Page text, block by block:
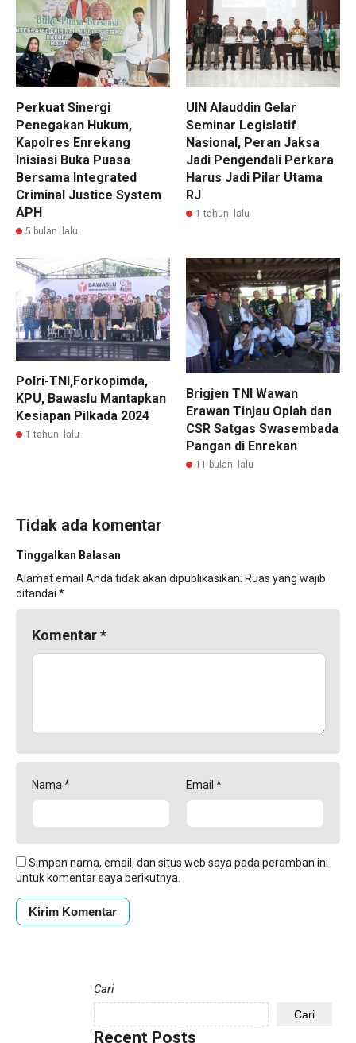
Perkuat Sinergi
Penegakan Hukum,
Kapolres Enrekang
Inisiasi Buka Puasa
Bersama Integrated
Criminal Justice System
APH
5 bulan lalu
UIN Alauddin Gelar
Seminar Legislatif
Nasional, Peran Jaksa
Jadi Pengendali Perkara
Harus Jadi Pilar Utama
RJ
1 tahun lalu
Polri-TNI,Forkopimda,
KPU, Bawaslu Mantapkan
Kesiapan Pilkada 2024
1 tahun lalu
Brigjen TNI Wawan
Erawan Tinjau Oplah dan
CSR Satgas Swasembada
Pangan di Enrekan
11 bulan lalu
Tidak ada komentar
Tinggalkan Balasan
Alamat email Anda tidak akan dipublikasikan. Ruas yang wajib
ditandai *
Komentar*
Nama * Email *
Simpan nama, email, dan situs web saya pada peramban ini
untuk komentar saya berikutnya.
Cari
Cari
Recent Posts